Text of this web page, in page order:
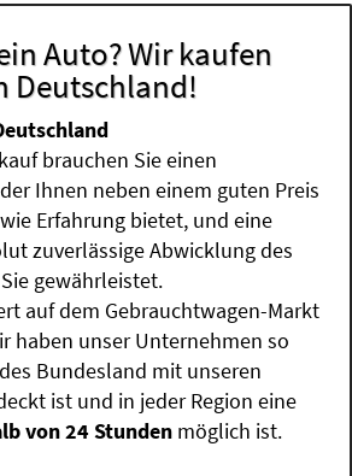
Auto? Wir kaufen
Deutschland!
brauchen Sie einen
Ihnen neben einem guten Preis
Erfahrung bietet, und eine
zuverlässige Abwicklung des
gewährleistet.
auf dem Gebrauchtwagen-Markt
haben unser Unternehmen so
Bundesland mit unseren
ist und in jeder Region eine
von 24 Stunden möglich ist.